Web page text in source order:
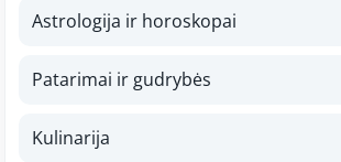
Astrologija ir horoskopai
Patarimai ir gudrybės
Kulinarija